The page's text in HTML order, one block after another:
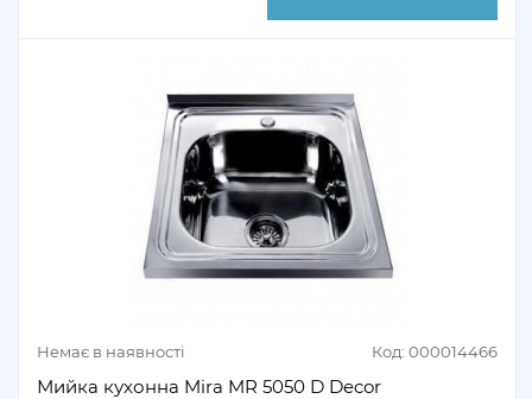
Немає в наявності Код: 000014466
Мийка кухонна Mira MR 5050 D Decor